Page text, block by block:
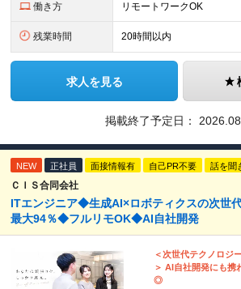
働き方 リモートワークOK
残業時間 20時間以内
求人を見る
掲載終了予定日：
NEW 正社員 面接情報有 自己PR不要 話を聞
ＣＩＳ合同会社
ITエンジニア◆生成AI×ロボティクスの次世
最大94％◆フルリモOK◆AI自社開発
＜次世代テクノロジ
＞ AI自社開発にも携
◎